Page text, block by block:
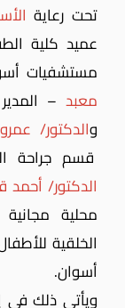
تحت رعاية
عميد كلية
مستشفيات
معبد –
والدكتور/
قسم جراحة
الدكتور/ أحمد
محلية
الخلقية
أسوان.
ويأتى ذلك في